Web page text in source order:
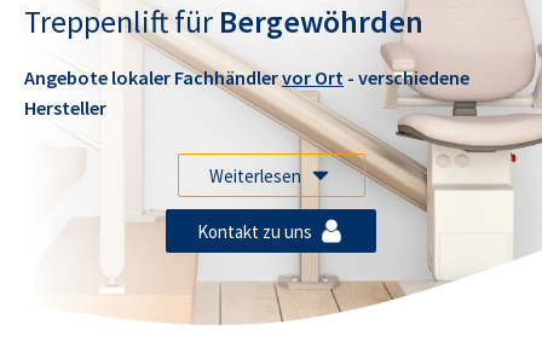
Treppenlift für Bergewöhrden
Angebote lokaler Fachhändlervor Ort - verschiedene
Hersteller
Weiterlesen
Kontakt zu uns